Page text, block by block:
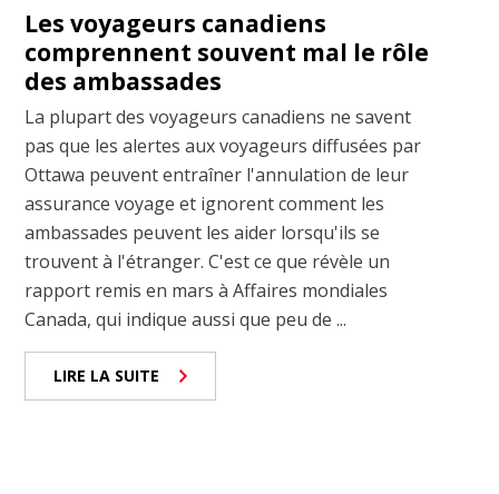
Les voyageurs canadiens
comprennent souvent mal le rôle
des ambassades
La plupart des voyageurs canadiens ne savent
pas que les alertes aux voyageurs diffusées par
Ottawa peuvent entraîner l'annulation de leur
assurance voyage et ignorent comment les
ambassades peuvent les aider lorsqu'ils se
trouvent à l'étranger. C'est ce que révèle un
rapport remis en mars à Affaires mondiales
Canada, qui indique aussi que peu de ...
LIRE LA SUITE